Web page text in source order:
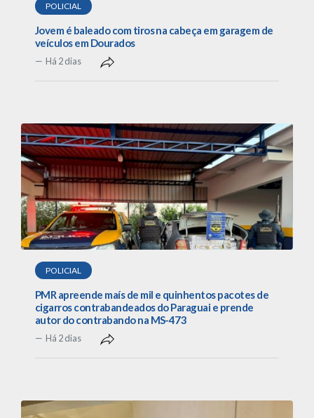
POLICIAL
Jovem é baleado com tiros na cabeça em garagem de
veículos em Dourados
Há 2 dias
POLICIAL
PMR apreende maís de mil e quinhentos pacotes de
cigarros contrabandeados do Paraguai e prende
autor do contrabando na MS-473
Há 2 dias